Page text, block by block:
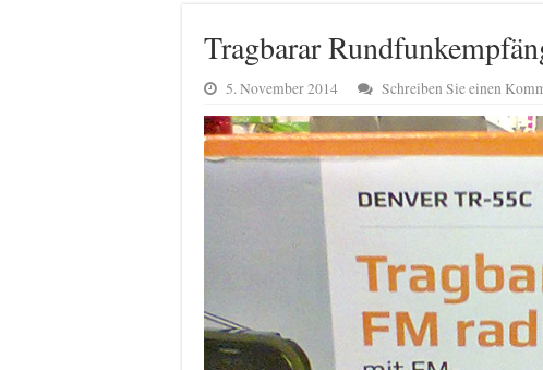
Tragbarar
5. November 2014 Schreiben Sie einen